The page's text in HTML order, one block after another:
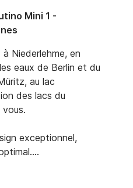
Mini 1 -
Niederlehme, en
eaux de Berlin et du
au lac
des lacs du
exceptionnel,